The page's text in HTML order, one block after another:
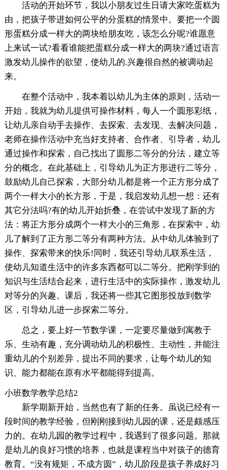
活动的开始环节，我以小朋友过生日请大家吃蛋糕为
由，把孩子带进如何公平的分蛋糕的情景中。要把一个圆
形蛋糕分成一样大的两块给朋友吃，该怎么分呢?谁愿意
上来试一试?看看谁能把蛋糕分成一样大的两块?通过语言
激发幼儿操作的欲望，使幼儿的.兴趣很自然的被调动起
来。
在整个活动中，我本着以幼儿为主体的原则，活动一
开始，我就为幼儿提供可操作材料，每人一个圆形彩纸，
让幼儿亲自动手去操作、去探索、去发现、去解决问题，
老师在操作活动中充当好支持者、合作者、引导者，幼儿
通过操作和探索，自己找出了圆形二等分的分法，建立等
分的概念。在此基础上，引导幼儿为正方形进行二等分，
鼓励幼儿自己探索，大部分幼儿都是将一个正方形分成了
两个一样大小的长方形，于是，我启发幼儿想一想：还有
其它分法吗?有的幼儿开始折叠，在尝试中发现了新的方
法：将正方形分成两个一样大小的三角形，在探索中，幼
儿了解到了正方形二等分有两种方法。从中幼儿体验到了
操作、探索带来的快乐!同时，我还引导幼儿联系生活，
使幼儿知道生活中的许多东西都可以二等分。把刚学到的
知识与生活结合起来，进行生活中的实际操作，激发幼儿
对等分的兴趣。课后，我还将一些其它图形投放到数学
区，引导幼儿进一步探索二等分。
总之，要上好一节数学课，一定要尽量做到寓教于
乐、生动有趣，充分调动幼儿的积极性、主动性，并能注
重幼儿的个别差异，提出不同的要求，让每个幼儿的知
识、能力都能在原有水平都能得到提高。
小班数学教学总结2
新学期新开始，当然也有了新的任务。虽说已经有一
段时间的教学经验，但刚刚接到幼儿园的课，还是颇感压
力的。在幼儿园的教学过程中，我遇到了很多问题。那就
是幼儿的良好习惯的培养，也就是课程当中对孩子的德育
教育。“没有规矩，不成方圆”，幼儿阶段是孩子养成好习